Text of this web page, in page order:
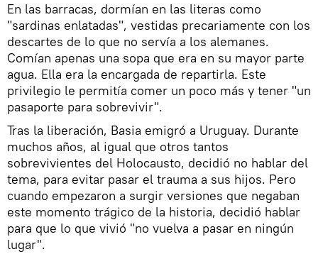
En las barracas, dormían en las literas como
"sardinas enlatadas", vestidas precariamente con los
descartes de lo que no servía a los alemanes.
Comían apenas una sopa que era en su mayor parte
agua. Ella era la encargada de repartirla. Este
privilegio le permitía comer un poco más y tener "un
pasaporte para sobrevivir".
Tras la liberación, Basia emigró a Uruguay. Durante
muchos años, al igual que otros tantos
sobrevivientes del Holocausto, decidió no hablar del
tema, para evitar pasar el trauma a sus hijos. Pero
cuando empezaron a surgir versiones que negaban
este momento trágico de la historia, decidió hablar
para que lo que vivió "no vuelva a pasar en ningún
lugar".